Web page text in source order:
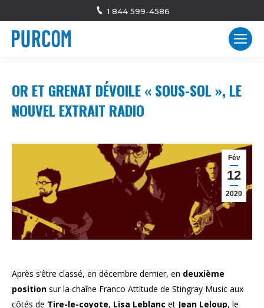
1 844 599-4586
OR ET GRENAT DÉVOILE « SOUS-SOL », LE
NOUVEL EXTRAIT RADIO
Fév
12
2020
Après s’être classé, en décembre dernier, en deuxième
position sur la chaîne Franco Attitude de Stingray Music aux
côtés de Tire-le-coyote, Lisa Leblanc et Jean Leloup, le